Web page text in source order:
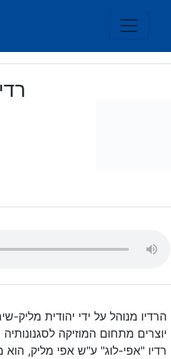
הרדיו מנוהל על ידי יהודית מליק-
יוצרים מתחום המוזיקה
רדיו "אפי-לוג" ע"ש אפי מליק,